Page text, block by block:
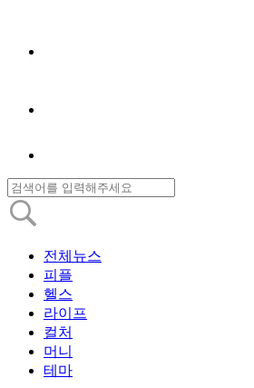
전체뉴스
피플
헬스
라이프
컬처
머니
테마